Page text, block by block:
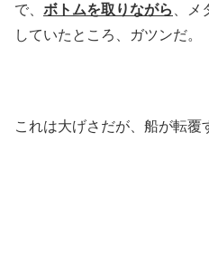
で、 ボトムを取りながら
、
していたところ、ガツンだ。
これは大げさだが、船が転覆